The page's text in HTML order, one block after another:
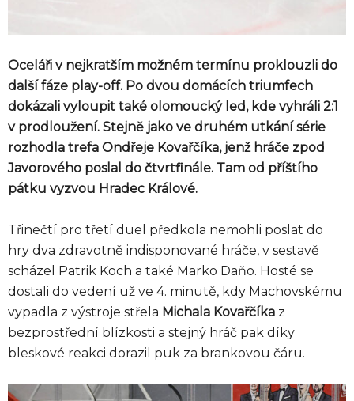
Oceláři v nejkratším možném termínu proklouzli do
další fáze play-off. Po dvou domácích triumfech
dokázali vyloupit také olomoucký led, kde vyhráli 2:1
v prodloužení. Stejně jako ve druhém utkání série
rozhodla trefa Ondřeje Kovařčíka, jenž hráče zpod
Javorového poslal do čtvrtfinále. Tam od příštího
pátku vyzvou Hradec Králové.
Třinečtí pro třetí duel předkola nemohli poslat do
hry dva zdravotně indisponované hráče, v sestavě
scházel Patrik Koch a také Marko Daňo. Hosté se
dostali do vedení už ve 4. minutě, kdy Machovskému
vypadla z výstroje střela Michala Kovařčíka z
bezprostřední blízkosti a stejný hráč pak díky
bleskové reakci dorazil puk za brankovou čáru.